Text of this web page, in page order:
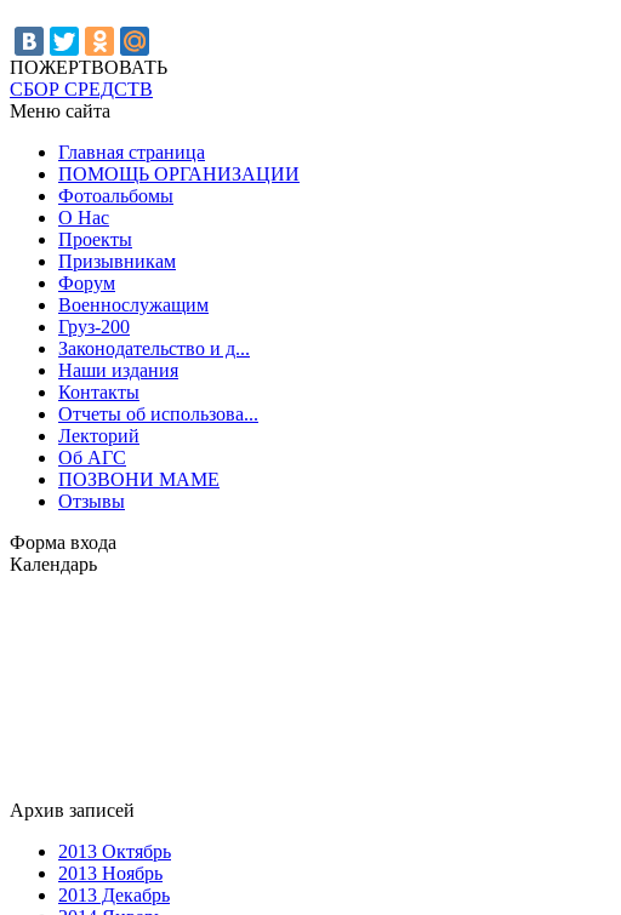
ПОЖЕРТВОВАТЬ
СБОР СРЕДСТВ
Меню сайта
Главная страница
ПОМОЩЬ ОРГАНИЗАЦИИ
Фотоальбомы
О Нас
Проекты
Призывникам
Форум
Военнослужащим
Груз-200
Законодательство и д...
Наши издания
Контакты
Отчеты об использова...
Лекторий
Об АГС
ПОЗВОНИ МАМЕ
Отзывы
Форма входа
Календарь
Архив записей
2013 Октябрь
2013 Ноябрь
2013 Декабрь